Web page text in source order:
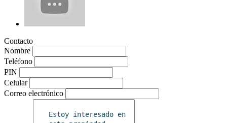
Contacto
Nombre
Teléfono
PIN
Celular
Correo electrónico